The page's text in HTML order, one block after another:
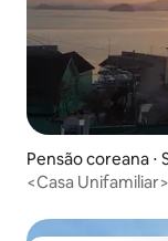
Pensão coreana
<Casa
Tongyeong-si #